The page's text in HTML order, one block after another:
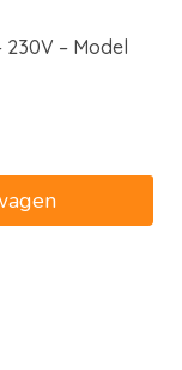
230V – Model